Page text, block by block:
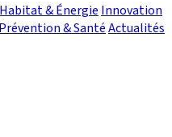
Habitat & Énergie Innovation
Prévention & SantéActualités